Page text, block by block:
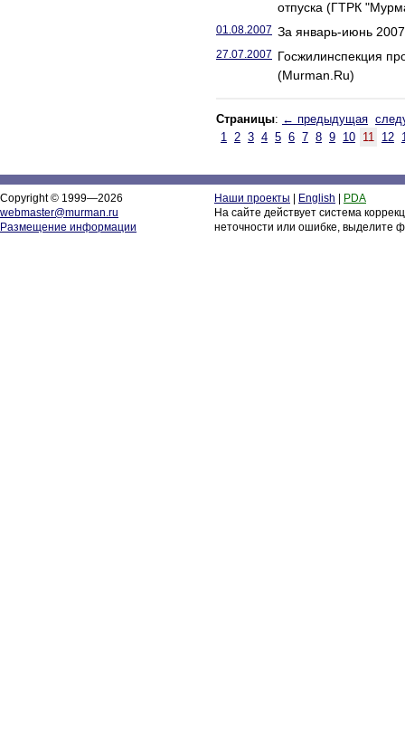
отпуска (ГТРК
01.08.2007 За январь-июнь
27.07.2007 Госжилинспекция
(Murman.Ru)
Страницы: ← предыдущая
1 2 3 4 5 6 7 8 9 10 11 12
Copyright © 1999—2026
webmaster@murman.ru
Размещение информации
Наши проекты English
PDA
На сайте действует система
неточности или ошибке, выделите